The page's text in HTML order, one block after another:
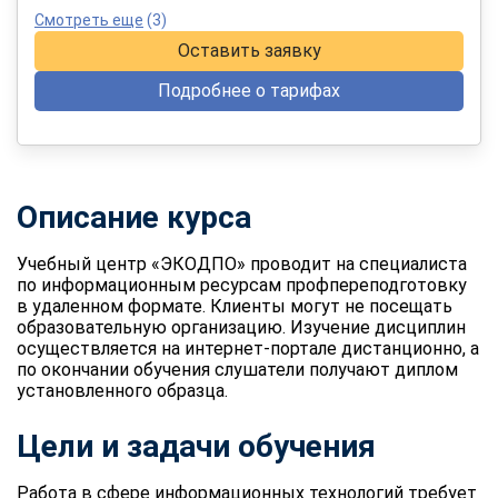
Смотреть еще (3)
Оставить заявку
Подробнее о тарифах
Описание курса
Учебный центр «ЭКОДПО» проводит на специалиста
по информационным ресурсам профпереподготовку
в удаленном формате. Клиенты могут не посещать
образовательную организацию. Изучение дисциплин
осуществляется на интернет-портале дистанционно, а
по окончании обучения слушатели получают диплом
установленного образца.
Цели и задачи обучения
Работа в сфере информационных технологий требует